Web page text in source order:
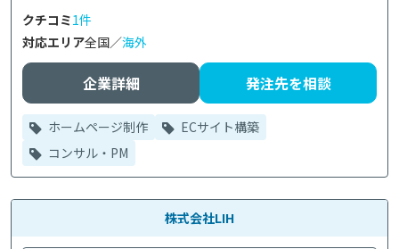
クチコミ1件
対応エリア全国／海外
企業詳細 発注先を相談
ホームページ制作
ECサイト構築
コンサル・PM
株式会社LIH